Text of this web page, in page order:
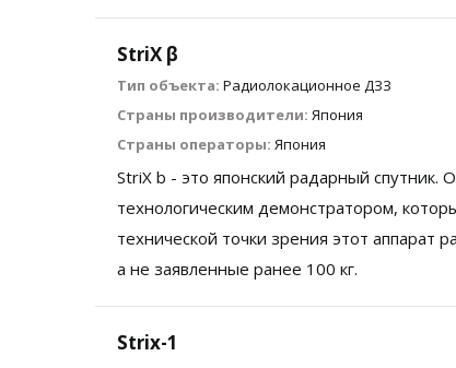
StriX β
Тип объекта: Радиолокационное ДЗЗ
Страны производители: Япония
Страны операторы: Япония
StriX b - это японский радарный спутник.
технологическим демонстратором,
технической точки зрения этот аппарат
а не заявленные ранее 100 кг.
Strix-1